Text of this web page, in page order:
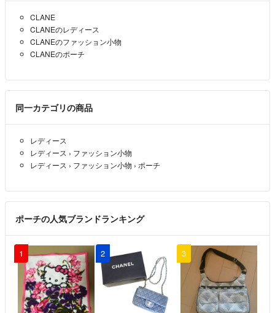
分に合わないというのは理由にならない上、交換品が無い為、対応でき
かねます。
非常に残念です。
☑️商品は自宅管理になりますので、
神経質な方ご遠慮下さい🙇‍♀️（畳ジワ等）
未着用でも経年劣化や多少のピリングができてしまうものもございま
す。出来る限り綺麗にしておりますが、その場合お安くしていますの
で、ご了承お願いします。
☑️商品は写真の物が全てです🙇‍♀️
状態などは記載をしておりますので、
ご確認お願い致します。
CLANE
CLANEのレディース
CLANEのファッション小物
CLANEのポーチ
同一カテゴリの商品
レディース
レディース › ファッション小物
レディース › ファッション小物 › ポーチ
ポーチの人気ブランドランキング
1 2 3